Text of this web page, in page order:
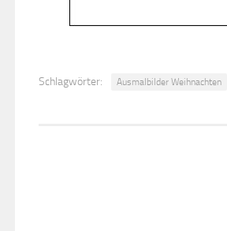
Schlagwörter: Ausmalbilder Weihnachten